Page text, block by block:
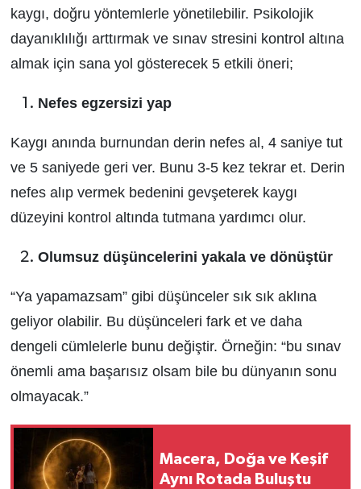
kaygı, doğru yöntemlerle yönetilebilir. Psikolojik
dayanıklılığı arttırmak ve sınav stresini kontrol altına
almak için sana yol gösterecek 5 etkili öneri;
Nefes egzersizi yap
Kaygı anında burnundan derin nefes al, 4 saniye tut
ve 5 saniyede geri ver. Bunu 3-5 kez tekrar et. Derin
nefes alıp vermek bedenini gevşeterek kaygı
düzeyini kontrol altında tutmana yardımcı olur.
Olumsuz düşüncelerini yakala ve dönüştür
“Ya yapamazsam” gibi düşünceler sık sık aklına
geliyor olabilir. Bu düşünceleri fark et ve daha
dengeli cümlelerle bunu değiştir. Örneğin: “bu sınav
önemli ama başarısız olsam bile bu dünyanın sonu
olmayacak.”
Macera, Doğa ve Keşif
Aynı Rotada Buluştu